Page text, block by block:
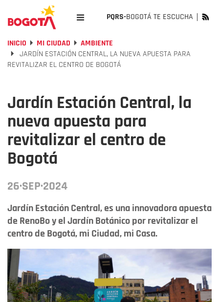
PQRS-BOGOTÁ TE ESCUCHA
INICIO MI CIUDAD
AMBIENTE
JARDÍN ESTACIÓN CENTRAL, LA NUEVA APUESTA PARA
REVITALIZAR EL CENTRO DE BOGOTÁ
Jardín Estación Central, la
nueva apuesta para
revitalizar el centro de
Bogotá
26·SEP·2024
Jardín Estación Central, es una innovadora apuesta
de RenoBo y el Jardín Botánico por revitalizar el
centro de Bogotá, mi Ciudad, mi Casa.